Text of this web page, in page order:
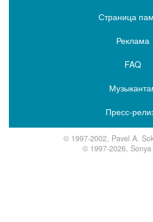
Страница
Реклама
FAQ
Пресс-
© 1997-2002, Pavel A.
© 1997-2026, Sonya